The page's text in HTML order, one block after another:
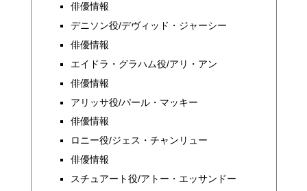
俳優情報
デニソン役/デヴィッド・ジャーシー
俳優情報
エイドラ・グラハム役/アリ・アン
俳優情報
アリッサ役/パール・マッキー
俳優情報
ロニー役/ジェス・チャンリュー
俳優情報
スチュアート役/アトー・エッサンドー